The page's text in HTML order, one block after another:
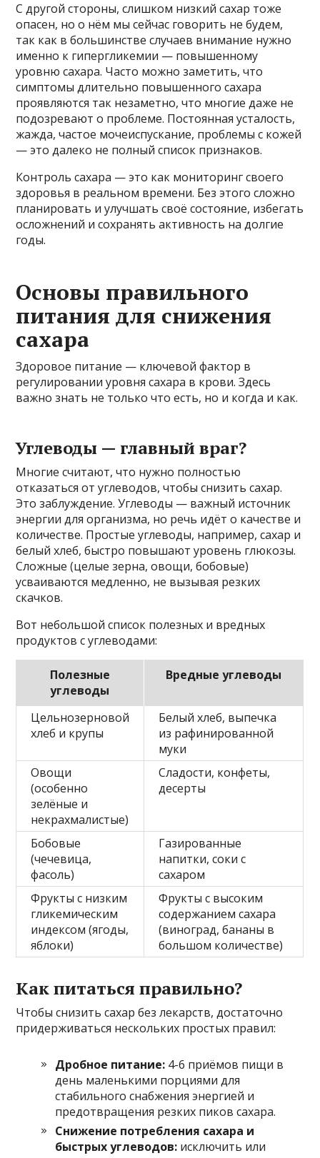
С другой стороны, слишком низкий сахар тоже
опасен, но о нём мы сейчас говорить не будем,
так как в большинстве случаев внимание нужно
именно к гипергликемии — повышенному
уровню сахара. Часто можно заметить, что
симптомы длительно повышенного сахара
проявляются так незаметно, что многие даже не
подозревают о проблеме. Постоянная усталость,
жажда, частое мочеиспускание, проблемы с кожей
— это далеко не полный список признаков.
Контроль сахара — это как мониторинг своего
здоровья в реальном времени. Без этого сложно
планировать и улучшать своё состояние, избегать
осложнений и сохранять активность на долгие
годы.
Основы правильного
питания для снижения
сахара
Здоровое питание — ключевой фактор в
регулировании уровня сахара в крови. Здесь
важно знать не только что есть, но и когда и как.
Углеводы — главный враг?
Многие считают, что нужно полностью
отказаться от углеводов, чтобы снизить сахар.
Это заблуждение. Углеводы — важный источник
энергии для организма, но речь идёт о качестве и
количестве. Простые углеводы, например, сахар и
белый хлеб, быстро повышают уровень глюкозы.
Сложные (целые зерна, овощи, бобовые)
усваиваются медленно, не вызывая резких
скачков.
Вот небольшой список полезных и вредных
продуктов с углеводами:
Полезные
углеводы
Вредные углеводы
Цельнозерновой
хлеб и крупы
Белый хлеб, выпечка
из рафинированной
муки
Овощи
(особенно
зелёные и
некрахмалистые)
Сладости, конфеты,
десерты
Бобовые
(чечевица,
фасоль)
Газированные
напитки, соки с
сахаром
Фрукты с низким
гликемическим
индексом (ягоды,
яблоки)
Фрукты с высоким
содержанием сахара
(виноград, бананы в
большом количестве)
Как питаться правильно?
Чтобы снизить сахар без лекарств, достаточно
придерживаться нескольких простых правил:
Дробное питание: 4-6 приёмов пищи в
день маленькими порциями для
стабильного снабжения энергией и
предотвращения резких пиков сахара.
Снижение потребления сахара и
быстрых углеводов: исключить или